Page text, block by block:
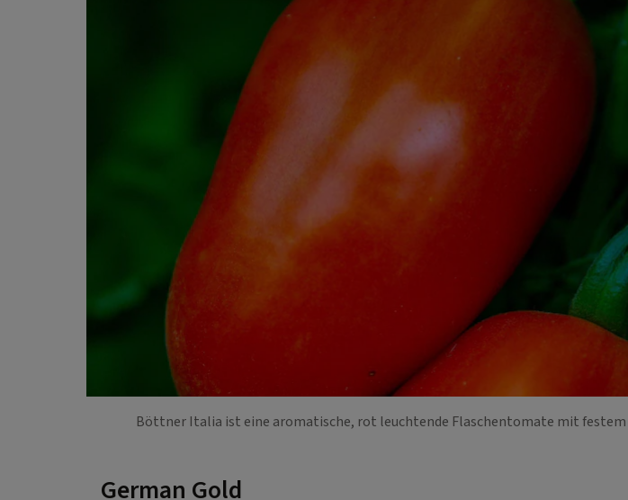
Böttner Italia ist eine aromatische, rot leuchtende Flaschentomate mit
German Gold